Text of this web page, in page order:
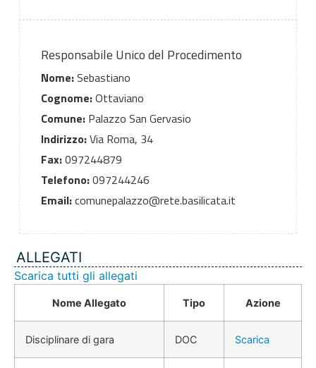
Responsabile Unico del Procedimento
Nome:Sebastiano
Cognome:Ottaviano
Comune:Palazzo San Gervasio
Indirizzo:Via Roma, 34
Fax:097244879
Telefono:097244246
Email:comunepalazzo@rete.basilicata.it
ALLEGATI
Scarica tutti gli allegati
Nome Allegato Tipo Azione
Disciplinare di gara DOC Scarica